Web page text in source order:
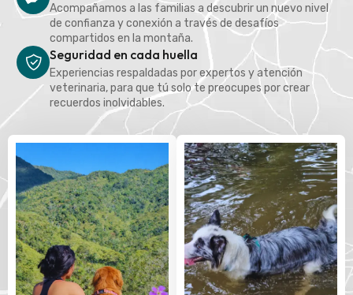
Acompañamos a las familias a descubrir un nuevo nivel
de confianza y conexión a través de desafíos
compartidos en la montaña.
Seguridad en cada huella
Experiencias respaldadas por expertos y atención
veterinaria, para que tú solo te preocupes por crear
recuerdos inolvidables.